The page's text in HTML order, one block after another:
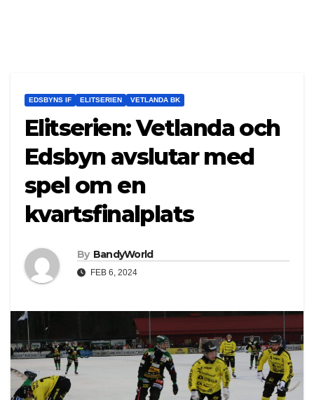
EDSBYNS IF ELITSERIEN VETLANDA BK
Elitserien: Vetlanda och
Edsbyn avslutar med
spel om en
kvartsfinalplats
By BandyWorld
FEB 6, 2024